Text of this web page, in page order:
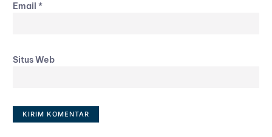
Email *
Situs Web